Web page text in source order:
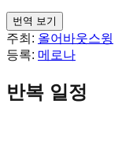
번역 보기
주최: 올어바웃스윙
등록: 메로나
반복 일정